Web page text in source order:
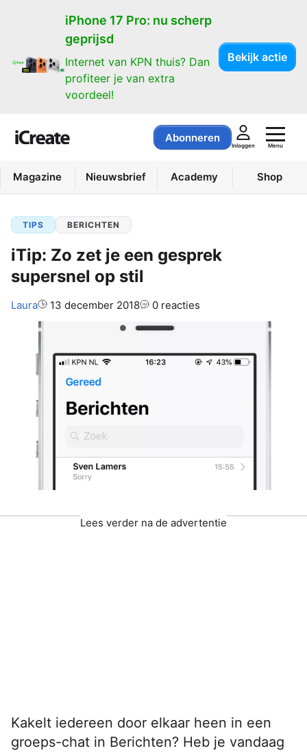
iPhone 17 Pro: nu scherp
geprijsd
Internet van KPN thuis? Dan
profiteer je van extra
voordeel!
Bekijk actie
Abonneren
Inloggen Menu
Magazine Nieuwsbrief Academy Shop
TIPS BERICHTEN
iTip: Zo zet je een gesprek
supersnel op stil
Auteur:
Laura 13 december 2018 0 reacties
Lees verder na de advertentie
Kakelt iedereen door elkaar heen in een
groeps-chat in Berichten? Heb je vandaag